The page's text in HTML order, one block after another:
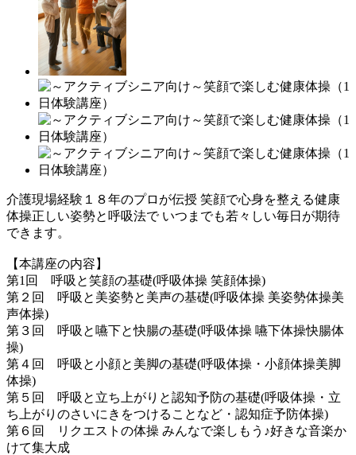
介護現場経験１８年のプロが伝授 笑顔で心身を整える健康
体操正しい姿勢と呼吸法で いつまでも若々しい毎日が期待
できます。
【本講座の内容】
第1回 呼吸と笑顔の基礎(呼吸体操 笑顔体操)
第２回 呼吸と美姿勢と美声の基礎(呼吸体操 美姿勢体操美
声体操)
第３回 呼吸と嚥下と快腸の基礎(呼吸体操 嚥下体操快腸体
操)
第４回 呼吸と小顔と美脚の基礎(呼吸体操・小顔体操美脚
体操)
第５回 呼吸と立ち上がりと認知予防の基礎(呼吸体操・立
ち上がりのさいにきをつけることなど・認知症予防体操)
第６回 リクエストの体操 みんなで楽しもう♪好きな音楽か
けて集大成